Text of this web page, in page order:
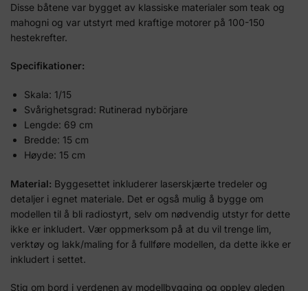
Disse båtene var bygget av klassiske materialer som teak og
mahogni og var utstyrt med kraftige motorer på 100-150
hestekrefter.
Specifikationer:
Skala: 1/15
Svårighetsgrad: Rutinerad nybörjare
Lengde: 69 cm
Bredde: 15 cm
Høyde: 15 cm
Material: Byggesettet inkluderer laserskjærte tredeler og
detaljer i egnet materiale. Det er også mulig å bygge om
modellen til å bli radiostyrt, selv om nødvendig utstyr for dette
ikke er inkludert. Vær oppmerksom på at du vil trenge lim,
verktøy og lakk/maling for å fullføre modellen, da dette ikke er
inkludert i settet.
Stig om bord i verdenen av modellbygging og opplev gleden